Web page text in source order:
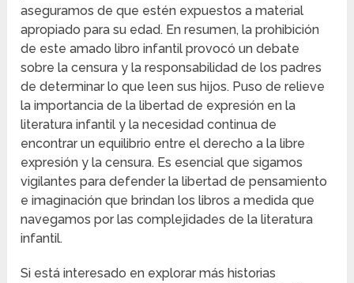
aseguramos de que estén expuestos a material
apropiado para su edad. En resumen, la prohibición
de este amado libro infantil provocó un debate
sobre la censura y la responsabilidad de los padres
de determinar lo que leen sus hijos. Puso de relieve
la importancia de la libertad de expresión en la
literatura infantil y la necesidad continua de
encontrar un equilibrio entre el derecho a la libre
expresión y la censura. Es esencial que sigamos
vigilantes para defender la libertad de pensamiento
e imaginación que brindan los libros a medida que
navegamos por las complejidades de la literatura
infantil.
Si está interesado en explorar más historias